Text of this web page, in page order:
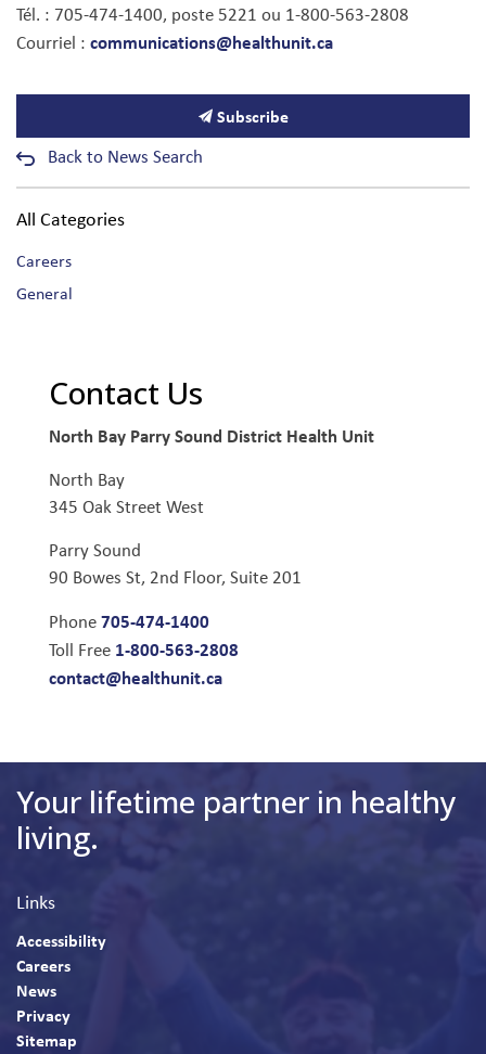
Tél. : 705-474-1400, poste 5221 ou 1-800-563-2808
Courriel : communications@healthunit.ca
Subscribe
Back to News Search
All Categories
Careers
General
Contact Us
North Bay Parry Sound District Health Unit
North Bay
345 Oak Street West
Parry Sound
90 Bowes St, 2nd Floor, Suite 201
Phone705-474-1400
Toll Free 1-800-563-2808
contact@healthunit.ca
Your lifetime partner in healthy
living.
Links
Accessibility
Careers
News
Privacy
Sitemap